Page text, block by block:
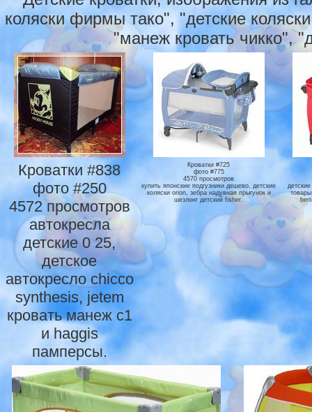
коляски фирмы тако", "детские
"манеж кровать чикко",
Кроватки #838
фото #250
4572 просмотров
автокресла
детские 0 25,
детское
автокресло chicco
synthesis, jetem
кровать манеж с1
и haggis
памперсы.
Кроватки #725
фото #775
4570 просмотров
купить японские подгузники дешево, детские
коляски orion, зебра надувная прыгунок и
шезлонг детский fisher.